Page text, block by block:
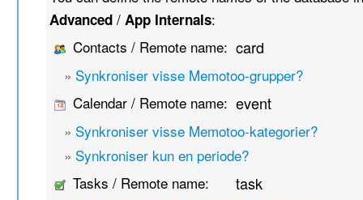
Advanced /App Internals:
Contacts / Remote name: card
» Synkroniser visse Memotoo-grupper?
Calendar / Remote name: event
» Synkroniser visse Memotoo-kategorier?
» Synkroniser kun en periode?
Tasks / Remote name:
task